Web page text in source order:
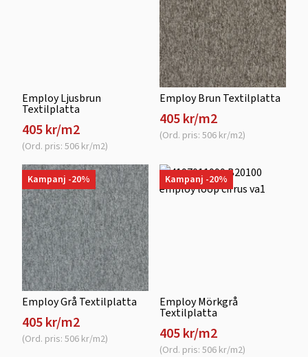
Employ Ljusbrun
Textilplatta
405 kr/m2
(Ord. pris: 506 kr/m2)
Employ Brun Textilplatta
405 kr/m2
(Ord. pris: 506 kr/m2)
Kampanj -20%
Employ Grå Textilplatta
405 kr/m2
(Ord. pris: 506 kr/m2)
Kampanj -20%
Employ Mörkgrå
Textilplatta
405 kr/m2
(Ord. pris: 506 kr/m2)